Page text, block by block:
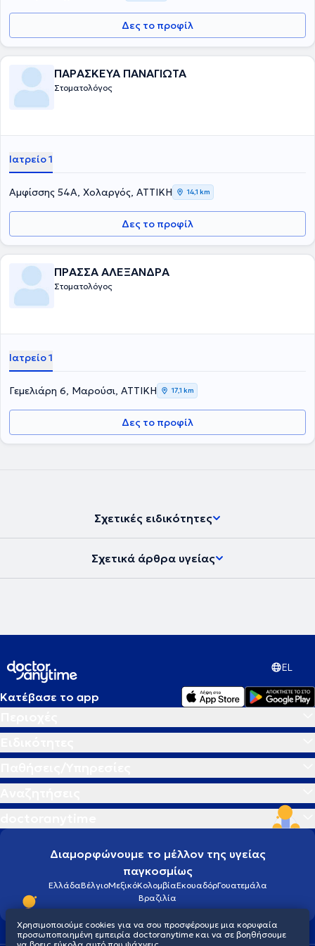
Δες το προφίλ
ΠΑΡΑΣΚΕΥΑ ΠΑΝΑΓΙΩΤΑ
Στοματολόγος
Ιατρείο 1
Αμφίσσης 54Α, Χολαργός, ΑΤΤΙΚΗ 14,1 km
Δες το προφίλ
ΠΡΑΣΣΑ ΑΛΕΞΑΝΔΡΑ
Στοματολόγος
Ιατρείο 1
Γεμελιάρη 6, Μαρούσι, ΑΤΤΙΚΗ 17,1 km
Δες το προφίλ
Σχετικές ειδικότητες
Σχετικά άρθρα υγείας
EL
Κατέβασε το app
Διαμορφώνουμε το μέλλον της υγείας
παγκοσμίως
ΕλλάδαΒέλγιοΜεξικόΚολομβίαΕκουαδόρΓουατεμάλα
Βραζιλία
Χρησιμοποιούμε cookies για να σου προσφέρουμε μια κορυφαία
προσωποποιημένη εμπειρία doctoranytime και να σε βοηθήσουμε